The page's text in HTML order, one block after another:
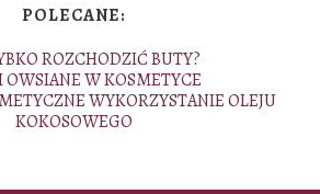
POLECANE:
ROZCHODZIĆ BUTY?
OWSIANE W KOSMETYCE
WYKORZYSTANIE OLEJU
KOKOSOWEGO